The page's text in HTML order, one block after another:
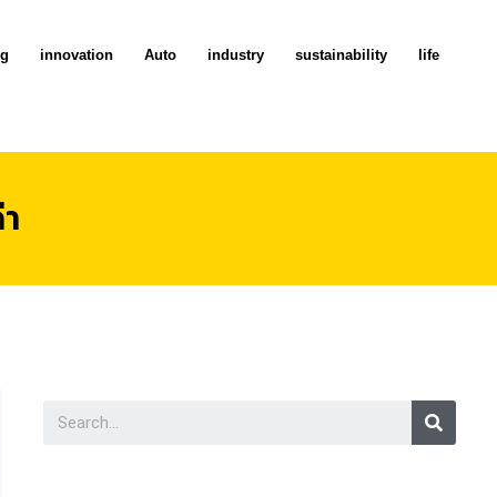
innovation Auto industry sustainability life